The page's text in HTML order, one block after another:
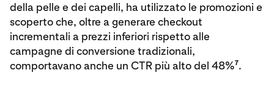
della pelle e dei capelli, ha utilizzato le promozioni e
scoperto che, oltre a generare checkout
incrementali a prezzi inferiori rispetto alle
campagne di conversione tradizionali,
comportavano anche un CTR più alto del 48%7.